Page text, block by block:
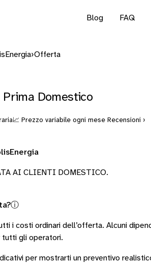
Blog FAQ
›Offerta
Prima Domestico
📈 Prezzo variabile ogni mese Recensioni ›
AI CLIENTI DOMESTICO.
ⓘ
i costi ordinari dell’offerta. Alcuni
tutti gli operatori.
per mostrarti un preventivo